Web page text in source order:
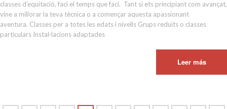
classes d’equitació, faci el temps que faci. Tant si ets principiant com avançat,
vine a millorar la teva tècnica o a començar aquesta apassionant
aventura. Classes per a totes les edats i nivells Grups reduïts o classes
particulars Instal·lacions adaptades
Leer más